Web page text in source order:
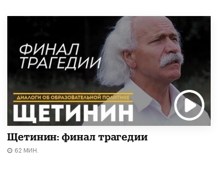
Щетинин: финал трагедии
62 МИН.